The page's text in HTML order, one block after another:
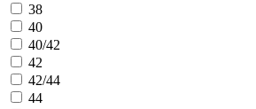
38
40
40/42
42
42/44
44